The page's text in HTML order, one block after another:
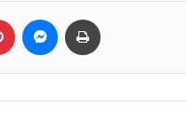
Pinterest Messenger